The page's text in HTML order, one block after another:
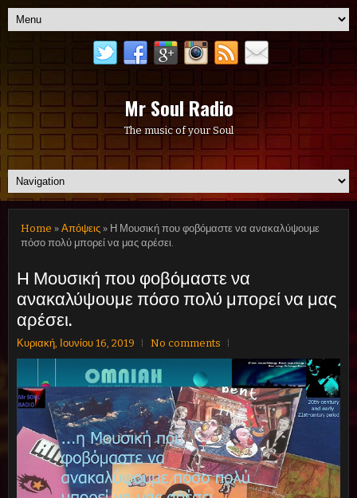
Mr Soul Radio
The music of your Soul
Home » Απόψεις » Η Μουσική που φοβόμαστε να ανακαλύψουμε
πόσο πολύ μπορεί να μας αρέσει.
Η Μουσική που φοβόμαστε να
ανακαλύψουμε πόσο πολύ μπορεί να μας
αρέσει.
Κυριακή, Ιουνίου 16, 2019 No comments